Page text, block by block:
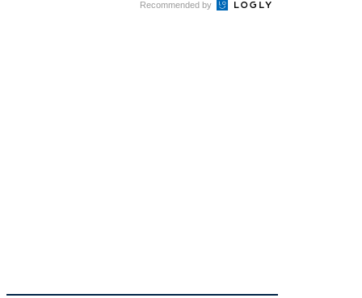
Recommended by